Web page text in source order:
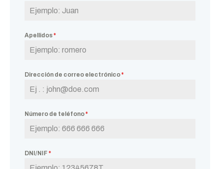
Apellidos*
Dirección de correo electrónico*
Número de teléfono*
DNI/NIF *